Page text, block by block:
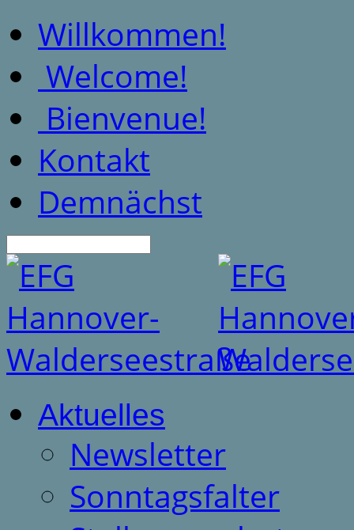
Willkommen!
Welcome!
Bienvenue!
Kontakt
Demnächst
Aktuelles
Newsletter
Sonntagsfalter